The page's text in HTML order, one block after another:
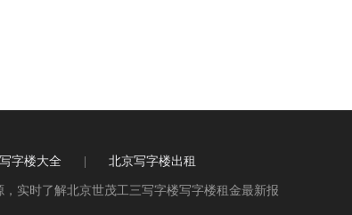
字楼大全 北京写字楼出租
，实时了解北京世茂工三写字楼写字楼租金最新报